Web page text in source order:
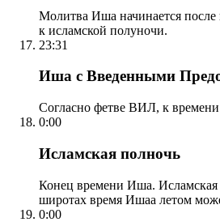
Молитва Иша начинается после
к исламской полуночи.
23:31
Иша с Введенными
Согласно фетве ВИЛ, к
0:00
Исламская полночь
Конец времени Иша. Исламская
широтах время Ишаа летом
0:00